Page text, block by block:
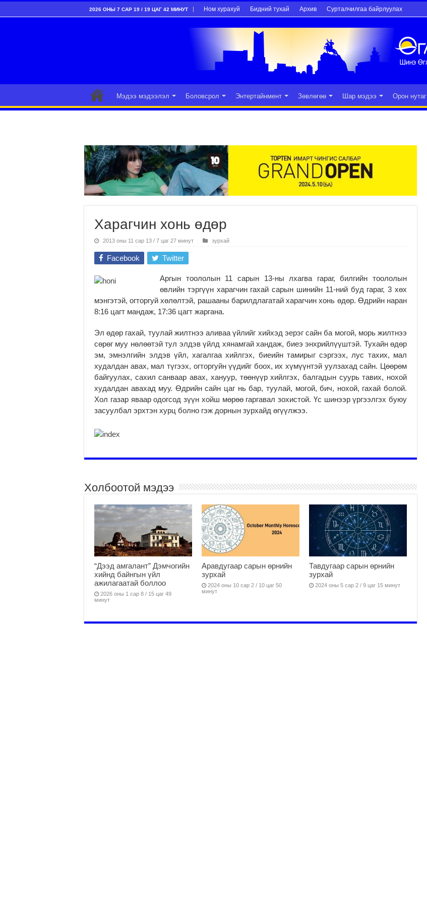
2026 ОНЫ 7 САР 19 / 19 ЦАГ 42 МИНУТ Ном хурахуй Бидний тухай Архив Сурталчилгаа байрлуулах
Мэдээ мэдээлэл Боловсрол Энтертайнмент Зөвлөгөө Шар мэдээ Орон нутаг
Харагчин хонь өдөр
2013 оны 11 сар 13 / 7 цаг 27 минут зурхай
Facebook Twitter
Аргын тоололын 11 сарын 13-ны лхагва гараг, билгийн тоололын
өвлийн тэргүүн харагчин гахай сарын шинийн 11-ний буд гараг, 3 хөх
мэнгэтэй, огторгуй хөлөлтэй, рашааны барилдлагатай харагчин хонь өдөр. Өдрийн наран
8:16 цагт мандаж, 17:36 цагт жаргана.
Эл өдөр гахай, туулай жилтнээ аливаа үйлийг хийхэд эерэг сайн ба могой, морь жилтнээ
сөрөг муу нөлөөтэй тул элдэв үйлд хянамгай хандаж, биеэ энхрийлүүштэй. Тухайн өдөр
эм, эмнэлгийн элдэв үйл, хагалгаа хийлгэх, биеийн тамирыг сэргээх, лус тахих, мал
худалдан авах, мал түгээх, огторгуйн үүдийг боох, их хүмүүнтэй уулзахад сайн. Цөөрөм
байгуулах, сахил санваар авах, хануур, төөнүүр хийлгэх, балгадын суурь тавих, нохой
худалдан авахад муу. Өдрийн сайн цаг нь бар, туулай, могой, бич, нохой, гахай болой.
Хол газар яваар одогсод зүүн хойш мөрөө гаргавал зохистой. Үс шинээр үргээлгэх буюу
засуулбал эрхтэн хурц болно гэж дорнын зурхайд өгүүлжээ.
Холбоотой мэдээ
“Дээд амгалант” Дэмчогийн
хийнд байнгын үйл
ажилагаатай боллоо
2026 оны 1 сар 8 / 15 цаг 49
минут
Аравдугаар сарын өрнийн
зурхай
2024 оны 10 сар 2 / 10 цаг 50
минут
Тавдугаар сарын өрнийн
зурхай
2024 оны 5 сар 2 / 9 цаг 15 минут